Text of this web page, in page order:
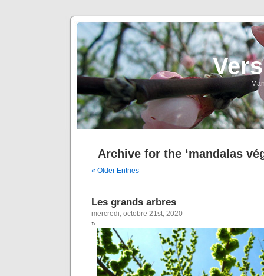
Archive for the ‘mandalas
« Older Entries
Les grands arbres
mercredi, octobre 21st, 2020